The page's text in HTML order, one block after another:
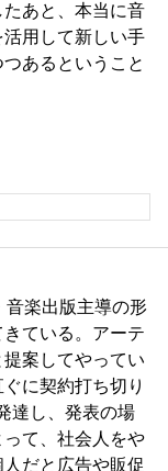
あと、本当に音
用して新しい手
あるということ
音楽出版主導の形
ている。アーテ
案してやってい
に契約打ち切り
達し、発表の場
て、社会人をや
だと広告や販促